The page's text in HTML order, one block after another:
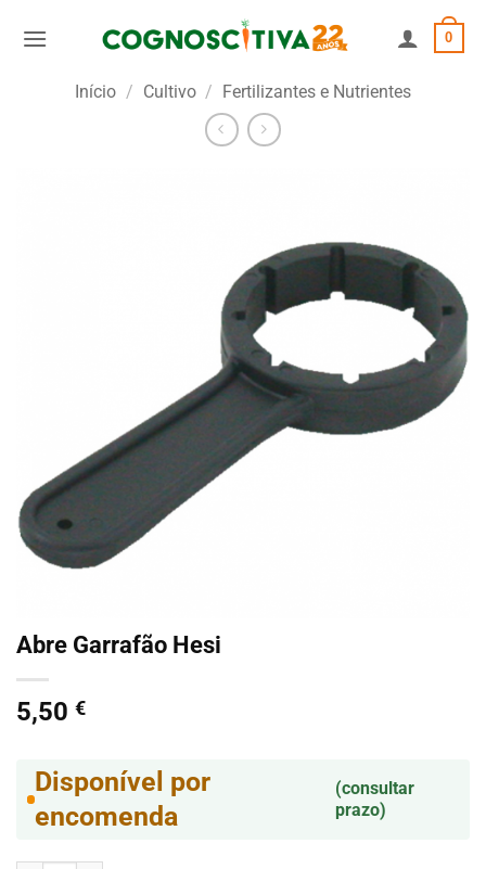
0
Início / Cultivo / Fertilizantes e Nutrientes
Abre Garrafão Hesi
5,50 €
Disponível por
encomenda
(consultar
prazo)